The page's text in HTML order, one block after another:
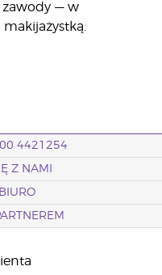
zawody — w
makijażystką.
4421254
Z NAMI